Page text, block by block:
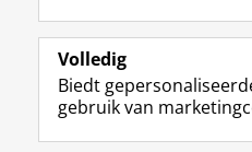
Alumni
Over ons
Volledig
Biedt
gebruik van